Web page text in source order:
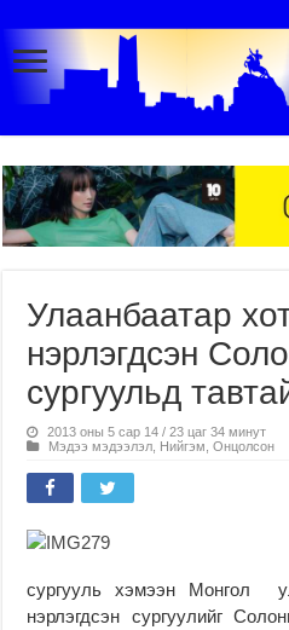
Улаанбаатар
нэрлэгдсэн
сургуульд
2013 оны 5 сар 14 / 23 цаг 34 минут
Мэдээ мэдээлэл Нийгэм ,Онцолсон
сургууль хэмээн Монгол
нэрлэгдсэн сургуулийг